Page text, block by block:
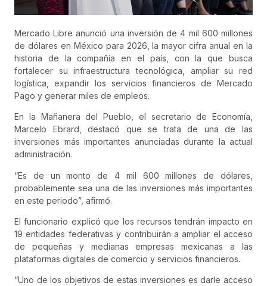
Mercado Libre anunció una inversión de 4 mil 600 millones
de dólares en México para 2026, la mayor cifra anual en la
historia de la compañía en el país, con la que busca
fortalecer su infraestructura tecnológica, ampliar su red
logística, expandir los servicios financieros de Mercado
Pago y generar miles de empleos.
En la Mañanera del Pueblo, el secretario de Economía,
Marcelo Ebrard, destacó que se trata de una de las
inversiones más importantes anunciadas durante la actual
administración.
“Es de un monto de 4 mil 600 millones de dólares,
probablemente sea una de las inversiones más importantes
en este periodo”, afirmó.
El funcionario explicó que los recursos tendrán impacto en
19 entidades federativas y contribuirán a ampliar el acceso
de pequeñas y medianas empresas mexicanas a las
plataformas digitales de comercio y servicios financieros.
“Uno de los objetivos de estas inversiones es darle acceso